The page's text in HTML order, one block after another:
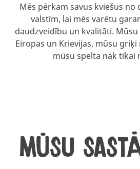
Mēs pērkam savus kviešus no
valstīm, lai mēs varētu
daudzveidību un kvalitāti.
Eiropas un Krievijas, mūsu
mūsu spelta nāk tikai
Mūsu